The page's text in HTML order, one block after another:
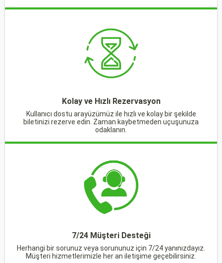
Kolay ve Hızlı Rezervasyon
Kullanıcı dostu arayüzümüz ile hızlı ve kolay bir şekilde
biletinizi rezerve edin. Zaman kaybetmeden uçuşunuza
odaklanın.
7/24 Müşteri Desteği
Herhangi bir sorunuz veya sorununuz için 7/24 yanınızdayız.
Müşteri hizmetlerimizle her an iletişime geçebilirsiniz.